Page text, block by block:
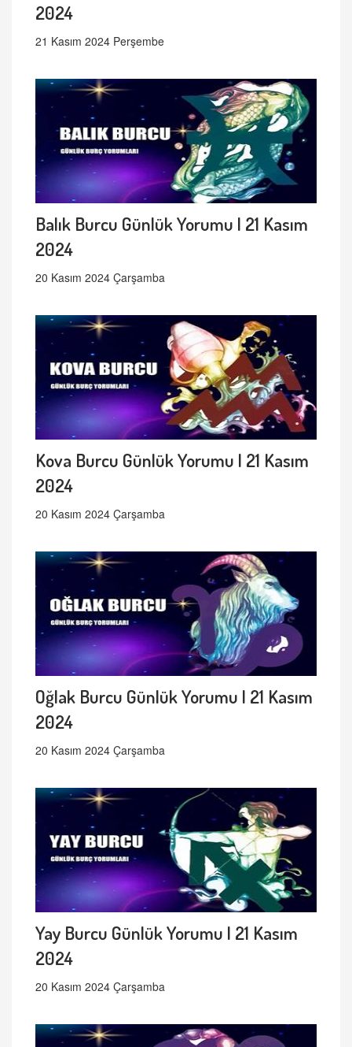
2024
21 Kasım 2024 Perşembe
Balık Burcu Günlük Yorumu | 21 Kasım
2024
20 Kasım 2024 Çarşamba
Kova Burcu Günlük Yorumu | 21 Kasım
2024
20 Kasım 2024 Çarşamba
Oğlak Burcu Günlük Yorumu | 21 Kasım
2024
20 Kasım 2024 Çarşamba
Yay Burcu Günlük Yorumu | 21 Kasım
2024
20 Kasım 2024 Çarşamba